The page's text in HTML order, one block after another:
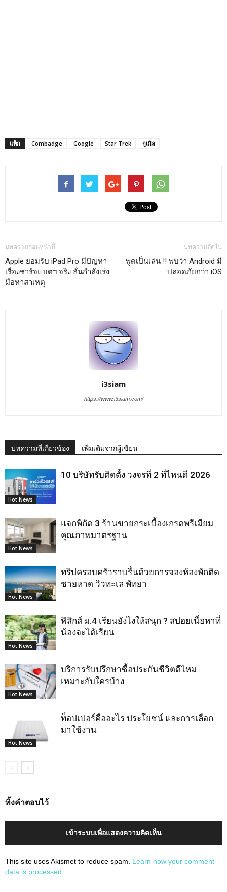
แท็ก Combadge Google Star Trek กูเกิล
บทความก่อนหน้านี้
Apple ยอมรับ iPad Pro มีปัญหา
เรื่องชาร์จแบตฯ จริง ลั่นกำลังเร่ง
มือหาสาเหตุ
บทความถัดไป
พูดเป็นเล่น !! พบว่า Android มี
ปลอดภัยกว่า iOS
i3siam
https://www.i3siam.com/
บทความที่เกี่ยวข้อง เพิ่มเติมจากผู้เขียน
Hot News
10 บริษัทรับติดตั้ง วงจรที่ 2 ที่ไหนดี 2026
Hot News
แจกพิกัด 3 ร้านขายกระเบื้องเกรดพรีเมียม
คุณภาพมาตรฐาน
Hot News
ทริปครอบครัวราบรื่นด้วยการจองห้องพักติด
ชายหาด วิวทะเล พัทยา
Hot News
ฟิสิกส์ ม.4 เรียนยังไงให้สนุก ? สปอยเนื้อหาที่
น้องจะได้เรียน
Hot News
บริการรับปรึกษาซื้อประกันชีวิตดีไหม
เหมาะกับใครบ้าง
Hot News
ท็อปเปอร์คืออะไร ประโยชน์ และการเลือก
มาใช้งาน
ทิ้งคำตอบไว้
เข้าระบบเพื่อแสดงความคิดเห็น
This site uses Akismet to reduce spam. Learn how your comment
data is processed.